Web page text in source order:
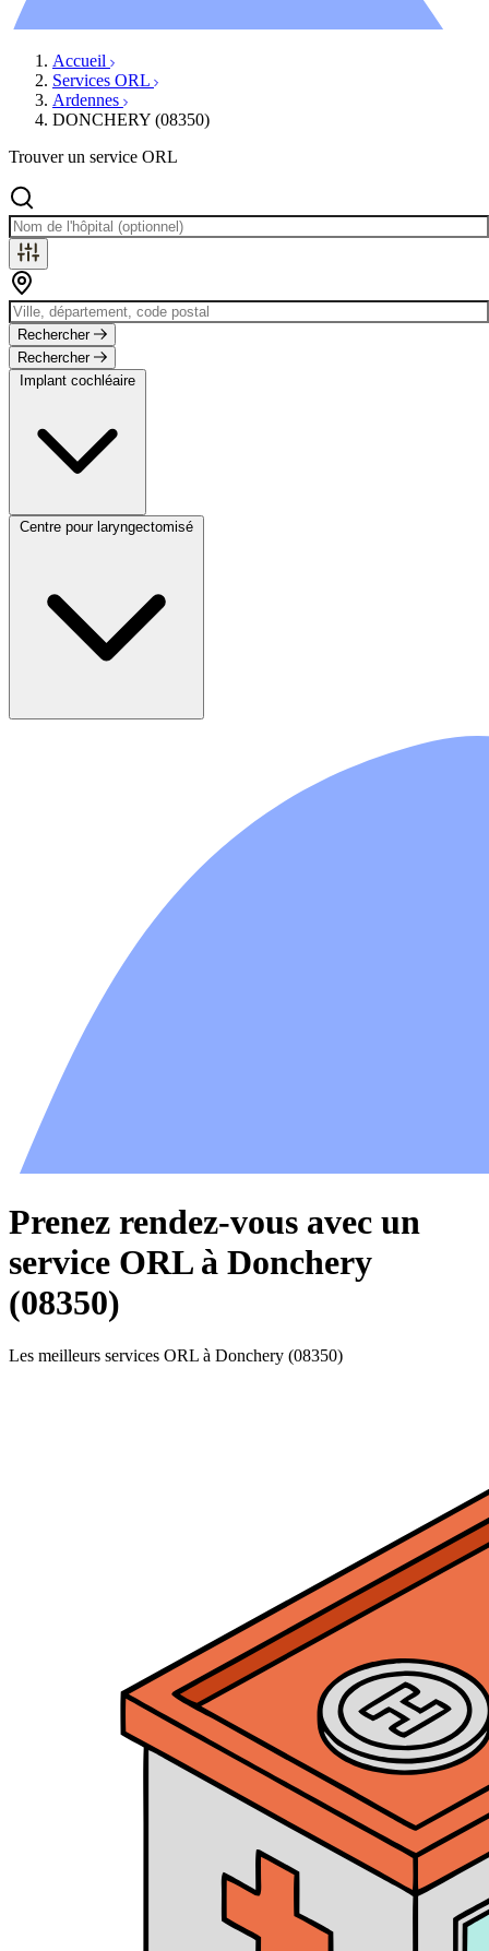
Accueil
Services ORL
Ardennes
DONCHERY (08350)
Trouver un service ORL
Rechercher
Rechercher
Implant cochléaire
Centre pour laryngectomisé
Prenez rendez-vous avec un
service ORL à Donchery
(08350)
Les meilleurs services ORL à Donchery (08350)